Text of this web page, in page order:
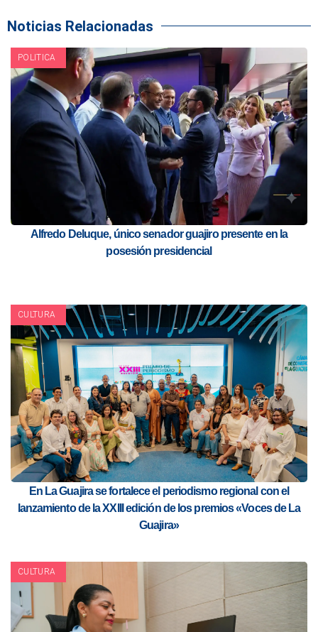
Noticias Relacionadas
POLITICA
Alfredo Deluque, único senador guajiro presente en la
posesión presidencial
CULTURA
En La Guajira se fortalece el periodismo regional con el
lanzamiento de la XXIII edición de los premios «Voces de La
Guajira»
CULTURA